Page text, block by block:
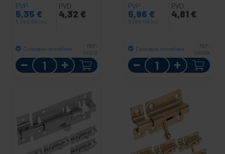
PVP
5,35 €
5,35 € IVA inc.
PVD
4,32 €
Consegna immediata
REF:
OK012
Quantità
PVP
5,96 €
5,96 € IVA inc.
PVD
4,81 €
Consegna immediata
REF:
OK008
Quantità